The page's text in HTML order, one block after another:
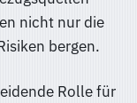
nicht nur die
bergen.
Rolle für